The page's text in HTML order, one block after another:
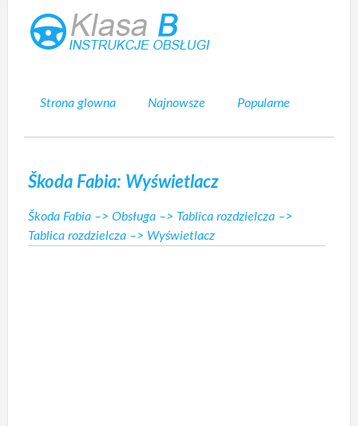
Strona glowna Najnowsze Popularne
Škoda Fabia: Wyświetlacz
Škoda Fabia –> Obsługa –> Tablica rozdzielcza –>
Tablica rozdzielcza –> Wyświetlacz